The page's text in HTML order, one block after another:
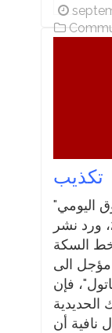
تكذيب
اليومي"
الصادرة يوم 28 أوت 2018، ورد نشر
السكة
مؤجل الى
فإن
الحديدية
نافية أن